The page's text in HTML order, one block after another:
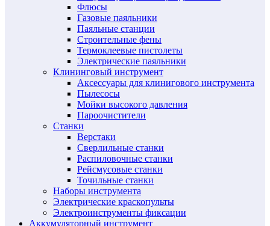
Флюсы
Газовые паяльники
Паяльные станции
Строительные фены
Термоклеевые пистолеты
Электрические паяльники
Клининговый инструмент
Аксессуары для клинигового инструмента
Пылесосы
Мойки высокого давления
Пароочистители
Станки
Верстаки
Сверлильные станки
Распиловочные станки
Рейсмусовые станки
Точильные станки
Наборы инструмента
Электрические краскопульты
Электроинструменты фиксации
Аккумуляторный инструмент